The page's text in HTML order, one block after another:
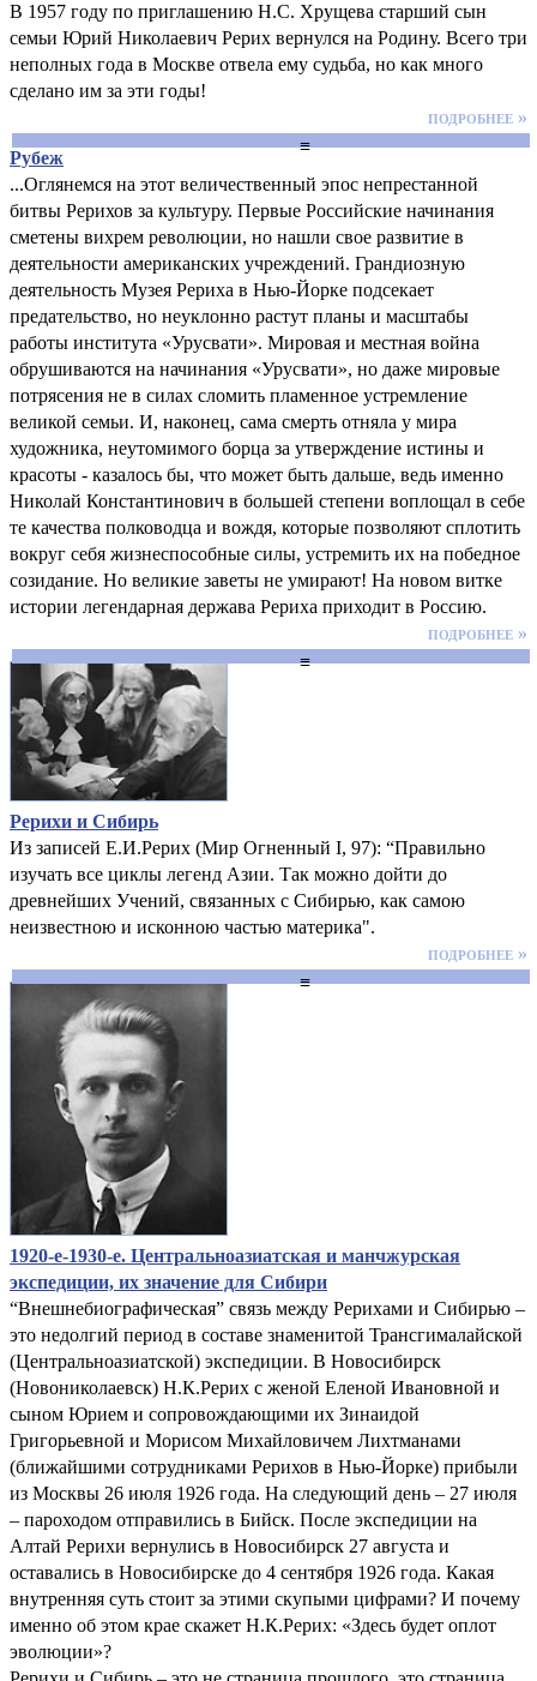
В 1957 году по приглашению Н.С. Хрущева старший сын
семьи Юрий Николаевич Рерих вернулся на Родину. Всего три
неполных года в Москве отвела ему судьба, но как много
сделано им за эти годы!
подробнее »
≡
Рубеж
...Оглянемся на этот величественный эпос непрестанной
битвы Рерихов за культуру. Первые Российские начинания
сметены вихрем революции, но нашли свое развитие в
деятельности американских учреждений. Грандиозную
деятельность Музея Рериха в Нью-Йорке подсекает
предательство, но неуклонно растут планы и масштабы
работы института «Урусвати». Мировая и местная война
обрушиваются на начинания «Урусвати», но даже мировые
потрясения не в силах сломить пламенное устремление
великой семьи. И, наконец, сама смерть отняла у мира
художника, неутомимого борца за утверждение истины и
красоты - казалось бы, что может быть дальше, ведь именно
Николай Константинович в большей степени воплощал в себе
те качества полководца и вождя, которые позволяют сплотить
вокруг себя жизнеспособные силы, устремить их на победное
созидание. Но великие заветы не умирают! На новом витке
истории легендарная держава Рериха приходит в Россию.
подробнее »
≡
Рерихи и Сибирь
Из записей Е.И.Рерих (Мир Огненный I, 97): “Правильно
изучать все циклы легенд Азии. Так можно дойти до
древнейших Учений, связанных с Сибирью, как самою
неизвестною и исконною частью материка".
подробнее »
≡
1920-е-1930-е. Центральноазиатская и манчжурская
экспедиции, их значение для Сибири
“Внешнебиографическая” связь между Рерихами и Сибирью –
это недолгий период в составе знаменитой Трансгималайской
(Центральноазиатской) экспедиции. В Новосибирск
(Новониколаевск) Н.К.Рерих с женой Еленой Ивановной и
сыном Юрием и сопровождающими их Зинаидой
Григорьевной и Морисом Михайловичем Лихтманами
(ближайшими сотрудниками Рерихов в Нью-Йорке) прибыли
из Москвы 26 июля 1926 года. На следующий день – 27 июля
– пароходом отправились в Бийск. После экспедиции на
Алтай Рерихи вернулись в Новосибирск 27 августа и
оставались в Новосибирске до 4 сентября 1926 года. Какая
внутренняя суть стоит за этими скупыми цифрами? И почему
именно об этом крае скажет Н.К.Рерих: «Здесь будет оплот
эволюции»?